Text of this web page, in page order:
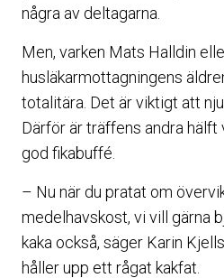
några av deltagarna.
Men, varken Mats Halldin
husläkarmottagningens
totalitära. Det är viktigt att
Därför är träffens andra hälft
god fikabuffé.
– Nu när du pratat om
medelhavskost, vi vill gärna
kaka också, säger Karin
håller upp ett rågat kakfat.